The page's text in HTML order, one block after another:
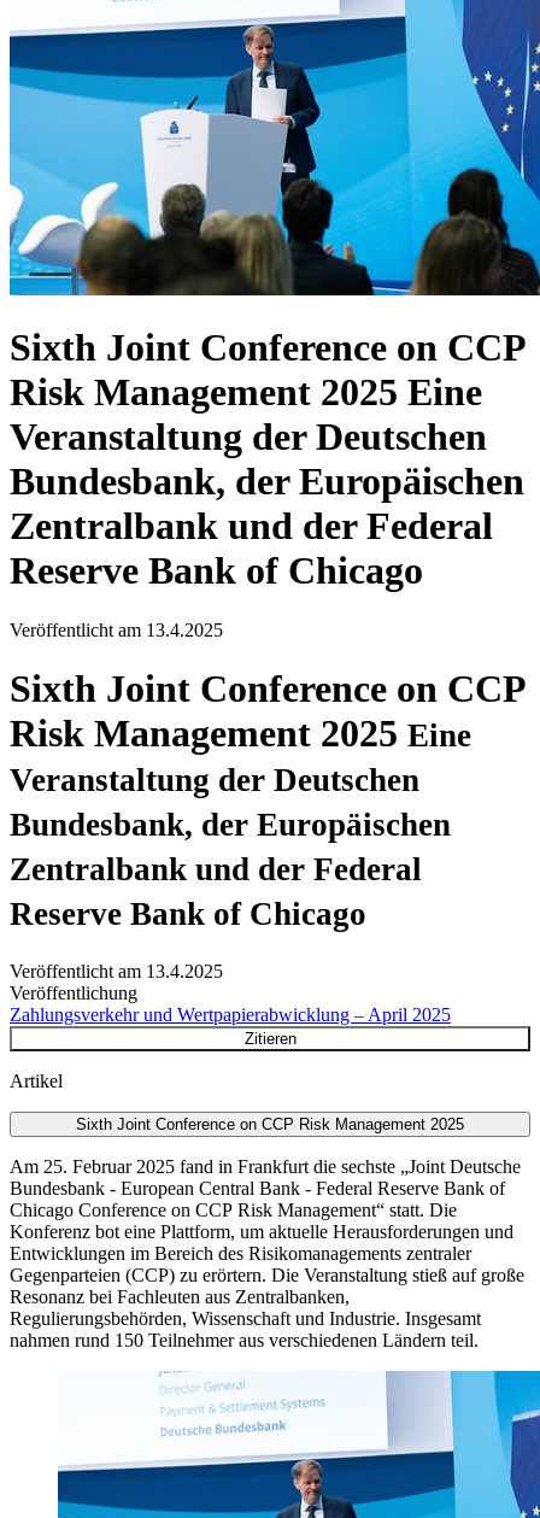
Sixth Joint Conference on CCP
Risk Management 2025 Eine
Veranstaltung der Deutschen
Bundesbank, der Europäischen
Zentralbank und der Federal
Reserve Bank of Chicago
Veröffentlicht am 13.4.2025
Sixth Joint Conference on CCP
Risk Management 2025 Eine
Veranstaltung der Deutschen
Bundesbank, der Europäischen
Zentralbank und der Federal
Reserve Bank of Chicago
Veröffentlicht am 13.4.2025
Veröffentlichung
Zahlungsverkehr und Wertpapierabwicklung – April 2025
Zitieren
Artikel
Sixth Joint Conference on CCP Risk Management 2025
Am 25. Februar 2025 fand in Frankfurt die sechste „Joint Deutsche
Bundesbank - European Central Bank - Federal Reserve Bank of
Chicago Conference on CCP Risk Management“ statt. Die
Konferenz bot eine Plattform, um aktuelle Herausforderungen und
Entwicklungen im Bereich des Risikomanagements zentraler
Gegenparteien (CCP) zu erörtern. Die Veranstaltung stieß auf große
Resonanz bei Fachleuten aus Zentralbanken,
Regulierungsbehörden, Wissenschaft und Industrie. Insgesamt
nahmen rund 150 Teilnehmer aus verschiedenen Ländern teil.